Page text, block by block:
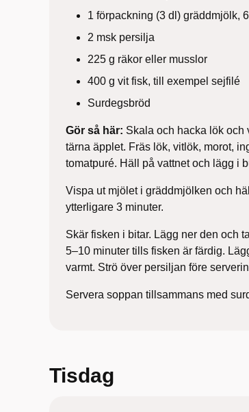
1 förpackning (3 dl) gräddmjölk,
2 msk persilja
225 g räkor eller musslor
400 g vit fisk, till exempel sejfilé
Surdegsbröd
Gör så här: Skala och hacka lök och
tärna äpplet. Fräs lök, vitlök, morot,
tomatpuré. Häll på vattnet och lägg i
Vispa ut mjölet i gräddmjölken och
ytterligare 3 minuter.
Skär fisken i bitar. Lägg ner den och
5–10 minuter tills fisken är färdig.
varmt. Strö över persiljan före
Servera soppan tillsammans med
Tisdag